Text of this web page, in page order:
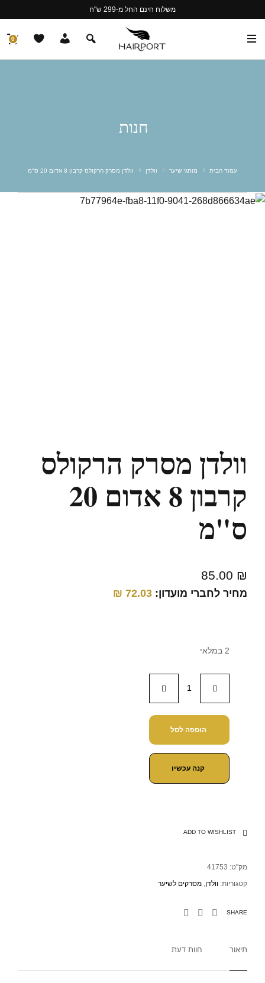
משלוח חינם החל מ-299 ש"ח
0
חנות
עמוד הבית מותגי שיער וולדן וולדן מסרק הרקולס קרבון 8 אדום 20 ס"מ
וולדן מסרק הרקולס
קרבון 8 אדום 20
ס"מ
85.00 ₪
מחיר לחברי מועדון: 72.03
₪
2 במלאי
הוספה לסל
קנה עכשיו
ADD TO WISHLIST
מק"ט: 41753
קטגוריות: וולדן, מסרקים לשיער
SHARE
תיאור חוות דעת